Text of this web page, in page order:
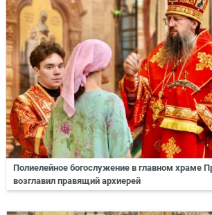
Полиелейное богослужение в главном храме
возглавил правящий архиерей